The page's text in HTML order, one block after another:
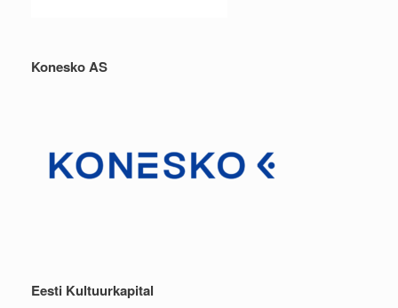
Konesko AS
Eesti Kultuurkapital